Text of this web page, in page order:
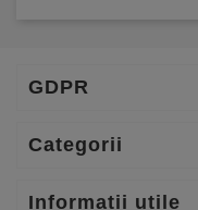
GDPR
Categorii
Informatii utile